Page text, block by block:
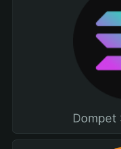
Dompet